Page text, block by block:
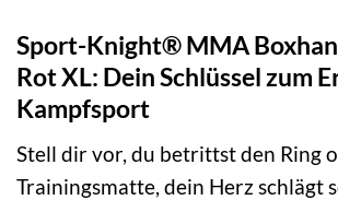
Sport-Knight® MMA
Rot XL: Dein Schlüssel zum
Kampfsport
Stell dir vor, du betrittst den Ring
Trainingsmatte, dein Herz schlägt